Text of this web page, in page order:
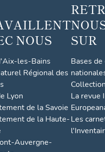
NOUS
les-Bains
Régional des
Lyon
de la Savoie
de la Haute-
Auvergne-
SUR
Bases
La revue
Les